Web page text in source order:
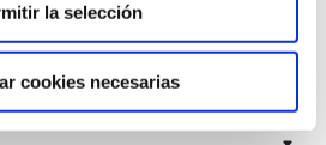
la selección
cookies necesarias
698 198 265